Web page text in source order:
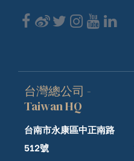
台灣總公司 -
Taiwan HQ
台南市永康區中正南路
512號